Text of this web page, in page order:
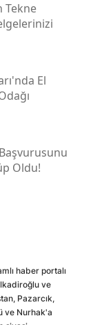
Tekne
El
Oldu!
haber portalı
ve
Pazarcık,
ve Nurhak'a